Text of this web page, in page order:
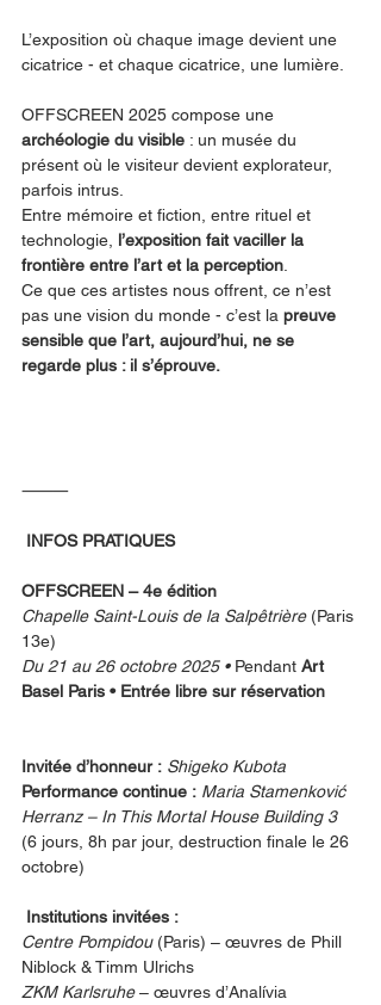
L’exposition où chaque image devient une
cicatrice - et chaque cicatrice, une lumière.
OFFSCREEN 2025 compose une
archéologie du visible : un musée du
présent où le visiteur devient explorateur,
parfois intrus.
Entre mémoire et fiction, entre rituel et
technologie, l’exposition fait vaciller la
frontière entre l’art et la perception
Ce que ces artistes nous offrent, ce n’est
pas une vision du monde - c’est la preuve
sensible que l’art, aujourd’hui, ne se
regarde plus : il s’éprouve.
⸻
INFOS PRATIQUES
OFFSCREEN – 4e édition
Chapelle Saint-Louis de la Salpêtrière (Paris
13e)
Du 21 au 26 octobre 2025 • Pendant Art
Basel Paris • Entrée libre sur réservation
Invitée d’honneur : Shigeko Kubota
Performance continue : Maria Stamenković
Herranz – In This Mortal House Building 3
(6 jours, 8h par jour, destruction finale le 26
octobre)
Institutions invitées :
Centre Pompidou (Paris) – œuvres de Phill
Niblock & Timm Ulrichs
ZKM Karlsruhe – œuvres d’Analívia